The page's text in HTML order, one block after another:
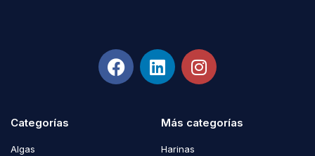
Categorías
Algas
Más categorías
Harinas